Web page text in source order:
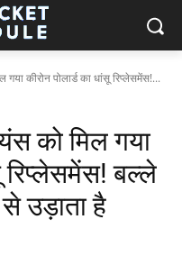
कीरोन पोलार्ड का धांसू रिप्लेसमेंस!...
को मिल गया
रिप्लेसमेंस! बल्ले
उड़ाता है